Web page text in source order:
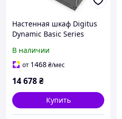
Настенная шкаф Digitus
Dynamic Basic Series
В наличии
от 1468₴/мес
14 678₴
Купить